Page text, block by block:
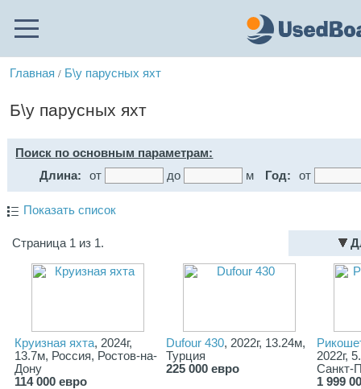
Главная / Б\у парусных яхт
Б\у парусных яхт
Поиск по основным параметрам:
Длина:
от до м Год: от
Показать список
Страница 1 из 1.
Круизная яхта, 2024г,
13.7м, Россия, Ростов-на-
Дону
114 000 евро
Dufour 430, 2022г, 13.24м,
Турция
225 000 евро
2022г,
Санкт-
1 999